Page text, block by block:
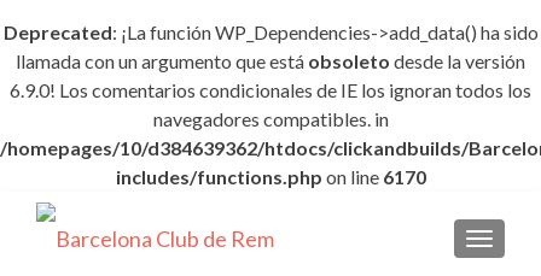
Deprecated: ¡La función WP_Dependencies->add_data() ha sido
llamada con un argumento que está obsoleto desde la versión
6.9.0! Los comentarios condicionales de IE los ignoran todos los
navegadores compatibles. in
/homepages/10/d384639362/htdocs/clickandbuilds/
includes/functions.php on line 6170